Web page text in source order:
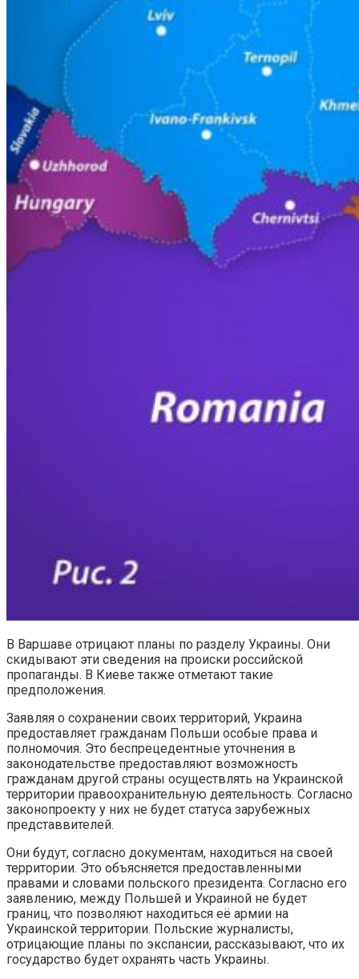
В Варшаве отрицают планы по разделу Украины. Они
скидывают эти сведения на происки российской
пропаганды. В Киеве также отметают такие
предположения.
Заявляя о сохранении своих территорий, Украина
предоставляет гражданам Польши особые права и
полномочия. Это беспрецедентные уточнения в
законодательстве предоставляют возможность
гражданам другой страны осуществлять на Украинской
территории правоохранительную деятельность. Согласно
законопроекту у них не будет статуса зарубежных
представвителей.
Они будут, согласно документам, находиться на своей
территории. Это объясняется предоставленными
правами и словами польского президента. Согласно его
заявлению, между Польшей и Украиной не будет
границ, что позволяют находиться её армии на
Украинской территории. Польские журналисты,
отрицающие планы по экспансии, рассказывают, что их
государство будет охранять часть Украины.